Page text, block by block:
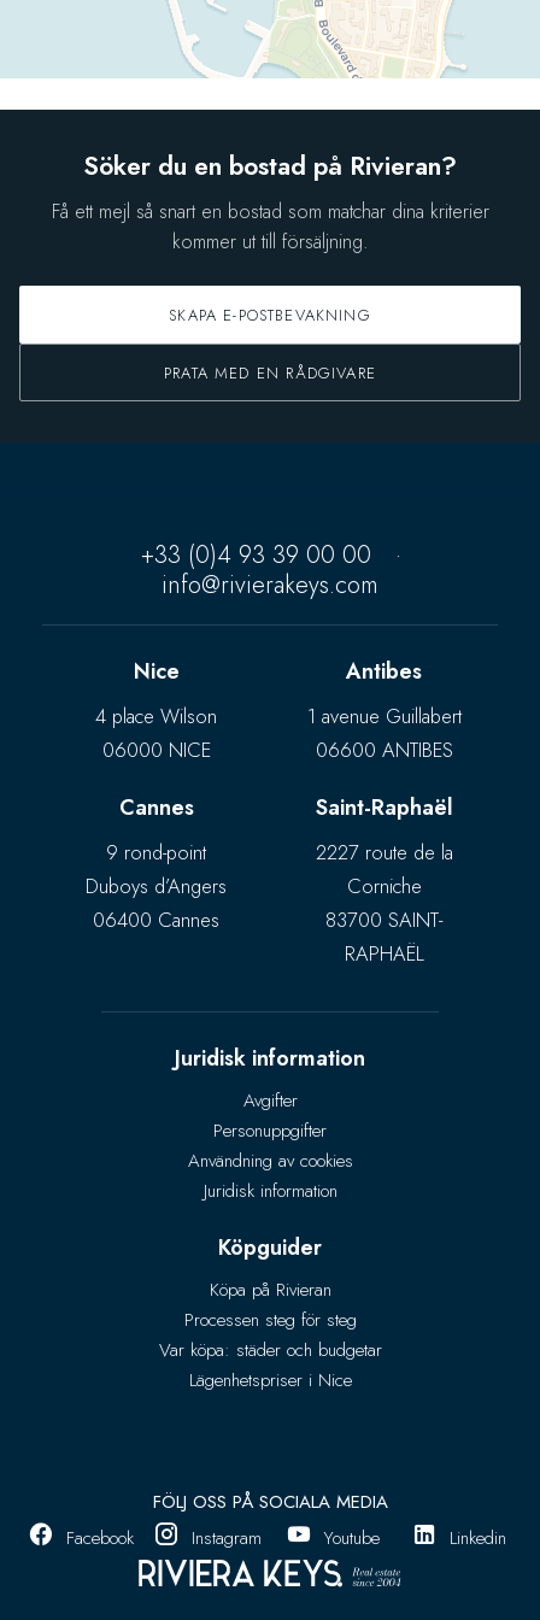
Söker du en bostad på Rivieran?
Få ett mejl så snart en bostad som matchar dina kriterier
kommer ut till försäljning.
SKAPA E-POSTBEVAKNING
PRATA MED EN RÅDGIVARE
+33 (0)4 93 39 00 00
·
info@rivierakeys.com
Nice
4 place Wilson
06000 NICE
Antibes
1 avenue Guillabert
06600 ANTIBES
Cannes
9 rond-point
Duboys d’Angers
06400 Cannes
Saint-Raphaël
2227 route de la
Corniche
83700 SAINT-
RAPHAËL
Juridisk information
Avgifter
Personuppgifter
Användning av cookies
Juridisk information
Köpguider
Köpa på Rivieran
Processen steg för steg
Var köpa: städer och budgetar
Lägenhetspriser i Nice
FÖLJ OSS PÅ SOCIALA MEDIA
Facebook
Instagram Youtube Linkedin